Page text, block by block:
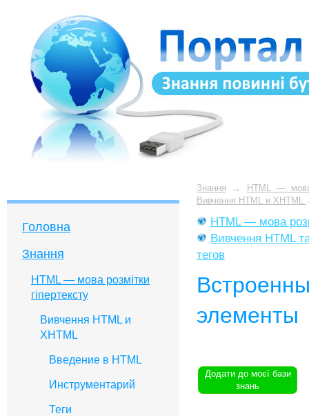
Головна
Знання
HTML — мова розмітки
гіпертексту
Вивчення HTML и
XHTML
Введение в HTML
Инструментарий
Теги
Знання →
HTML — мова
Вивчення HTML и XHTML
HTML — мова
Вивчення HTML
тегов
элементы
Додати до моєї бази
знань